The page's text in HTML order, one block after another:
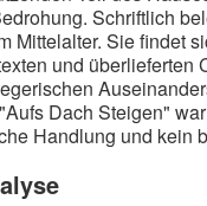
Schriftlich
Mittelalter. Sie findet
und überlieferten
Dach Steigen"
Handlung und kein